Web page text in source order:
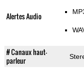
Alertes Audio
# Canaux haut-
parleur